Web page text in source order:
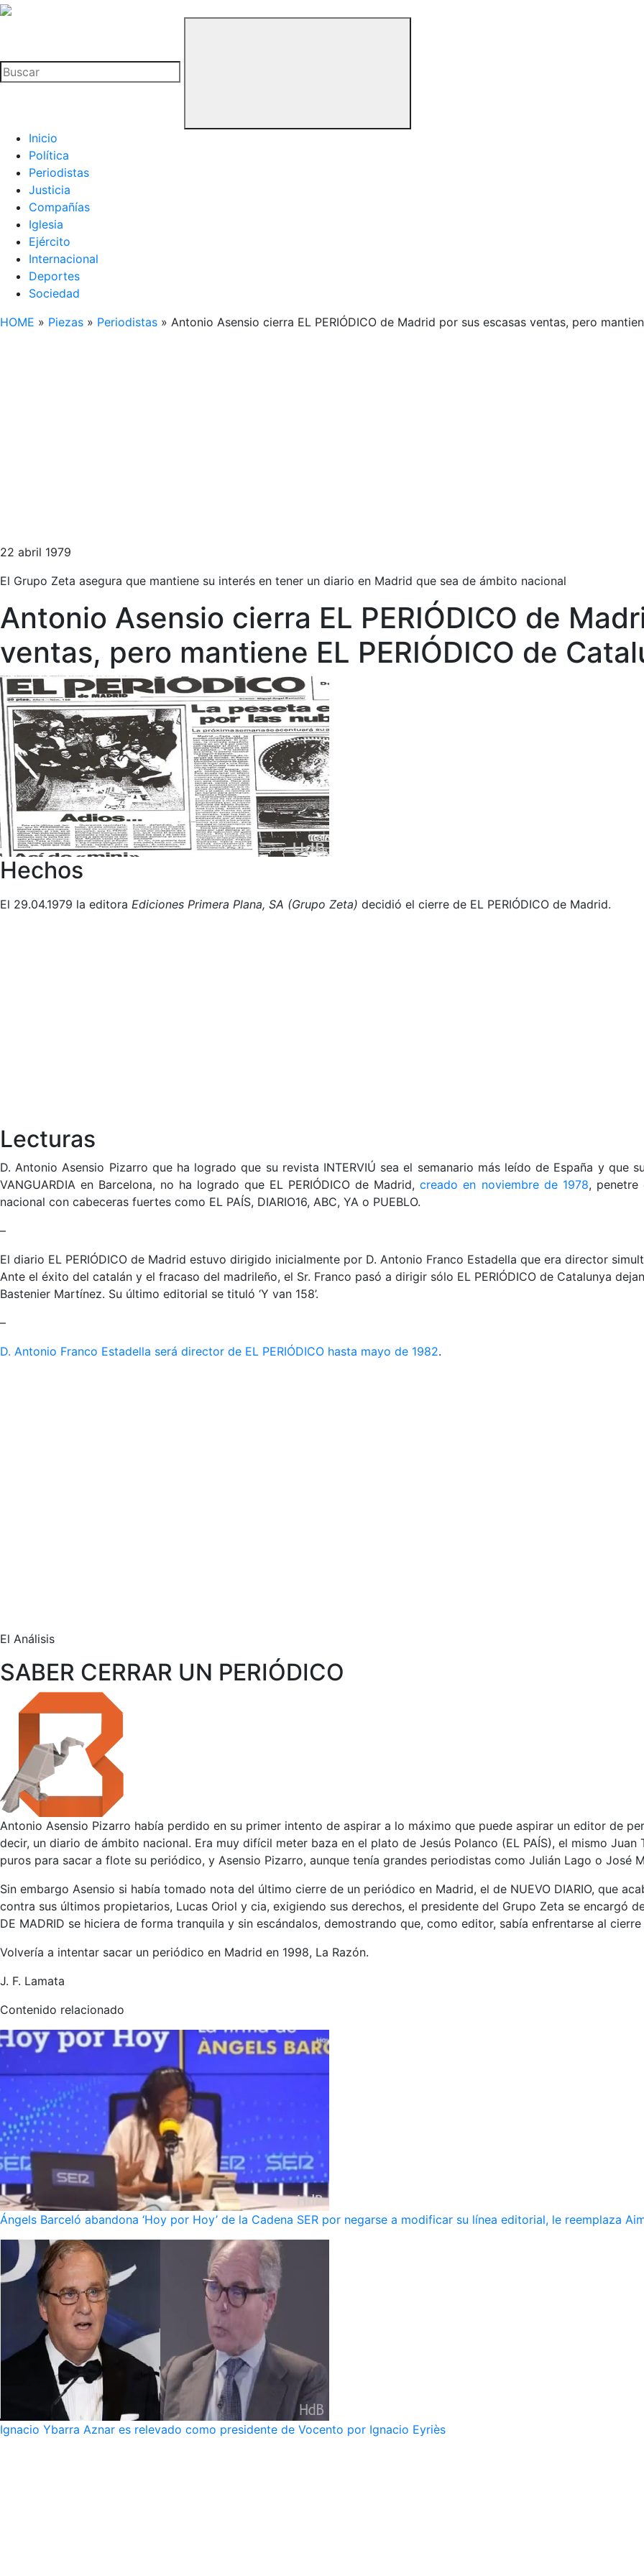
La
Buitre
Inicio
Política
Periodistas
Justicia
Compañías
Iglesia
Ejército
Internacional
Deportes
Sociedad
HOME » Piezas » Periodistas » Antonio Asensio cierra EL PERIÓDICO de Madrid por sus escasas ventas, pero
22 abril 1979
El Grupo Zeta asegura que mantiene su interés en tener un diario en Madrid que sea de ámbito nacional
Antonio Asensio cierra EL PERIÓDICO de
ventas, pero mantiene EL PERIÓDICO de
Hechos
El 29.04.1979 la editora Ediciones Primera Plana, SA (Grupo Zeta) decidió el cierre de EL PERIÓDICO de Madrid.
Lecturas
D. Antonio Asensio Pizarro que ha logrado que su revista INTERVIÚ sea el semanario más leído de España y que
VANGUARDIA en Barcelona, no ha logrado que EL PERIÓDICO de Madrid,creado en noviembre de 1978, penetre
nacional con cabeceras fuertes como EL PAÍS, DIARIO16, ABC, YA o PUEBLO.
–
El diario EL PERIÓDICO de Madrid estuvo dirigido inicialmente por D. Antonio Franco Estadella que era director
Ante el éxito del catalán y el fracaso del madrileño, el Sr. Franco pasó a dirigir sólo EL PERIÓDICO de Catalunya
Bastenier Martínez. Su último editorial se tituló ‘Y van 158’.
–
D. Antonio Franco Estadella será director de EL PERIÓDICO hasta mayo de 1982.
El Análisis
SABER CERRAR UN PERIÓDICO
Antonio Asensio Pizarro había perdido en su primer intento de aspirar a lo máximo que puede aspirar un editor de
decir, un diario de ámbito nacional. Era muy difícil meter baza en el plato de Jesús Polanco (EL PAÍS), el mismo Juan
puros para sacar a flote su periódico, y Asensio Pizarro, aunque tenía grandes periodistas como Julián Lago o José
Sin embargo Asensio si había tomado nota del último cierre de un periódico en Madrid, el de NUEVO DIARIO, que
contra sus últimos propietarios, Lucas Oriol y cia, exigiendo sus derechos, el presidente del Grupo Zeta se encargó
DE MADRID se hiciera de forma tranquila y sin escándalos, demostrando que, como editor, sabía enfrentarse al
Volvería a intentar sacar un periódico en Madrid en 1998, La Razón.
J. F. Lamata
Contenido relacionado
Ángels Barceló abandona ‘Hoy por Hoy’ de la Cadena SER por negarse a modificar su línea editorial, le reemplaza
Ignacio Ybarra Aznar es relevado como presidente de Vocento por Ignacio Eyriès